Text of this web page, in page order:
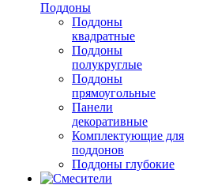
Поддоны
Поддоны
квадратные
Поддоны
полукруглые
Поддоны
прямоугольные
Панели
декоративные
Комплектующие для
поддонов
Поддоны глубокие